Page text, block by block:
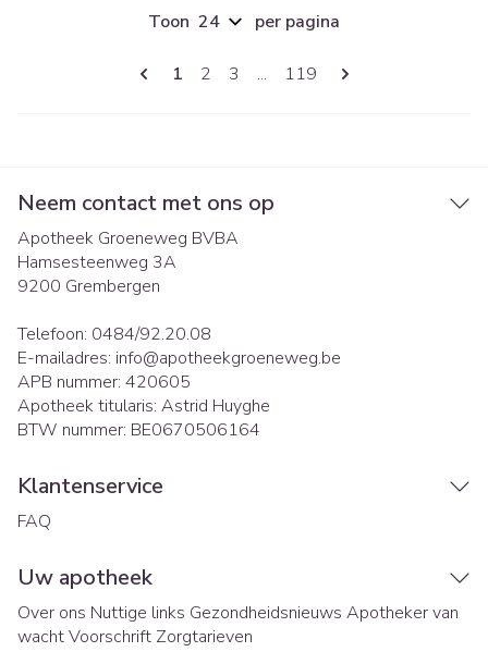
Pagina's
U lees momenteel pagina
1 Pagina
2 Pagina
3 ... Pagina
119
Toon per pagina
Neem contact met ons op
Apotheek Groeneweg BVBA
Hamsesteenweg 3A
9200 Grembergen
Telefoon: 0484/92.20.08
E-mailadres: info@apotheekgroeneweg.be
APB nummer: 420605
Apotheek titularis: Astrid Huyghe
BTW nummer: BE0670506164
Klantenservice
FAQ
Uw apotheek
Over ons Nuttige links Gezondheidsnieuws Apotheker van
wachtVoorschrift Zorgtarieven